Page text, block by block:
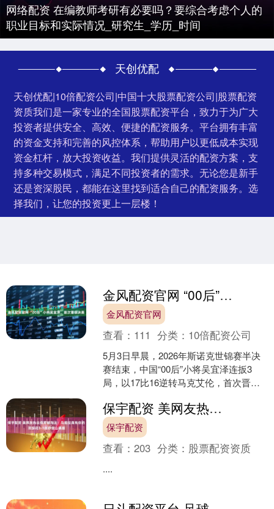
网络配资 在编教师考研有必要吗？要综合考虑个人的
职业目标和实际情况_研究生_学历_时间
天创优配
天创优配|10倍配资公司|中国十大股票配资公司|股票配资
资质我们是一家专业的全国股票配资平台，致力于为广大
投资者提供安全、高效、便捷的配资服务。平台拥有丰富
的资金支持和完善的风控体系，帮助用户以更低成本实现
资金杠杆，放大投资收益。我们提供灵活的配资方案，支
持多种交易模式，满足不同投资者的需求。无论您是新手
还是资深股民，都能在这里找到适合自己的配资服务。选
择我们，让您的投资更上一层楼！
金风配资官网 “00后”小将吴宜泽，首次晋级决赛
金风配资官网
查看： 111 分类： 10倍配资公司
5月3日早晨，2026年斯诺克世锦赛半决
赛结束，中国“00后”小将吴宜泽连扳3
局，以17比16逆转马克艾伦，首次晋级
军。 去年1....
保宇配资 美网友热议绿军被淘汰：马祖拉真有你的 双探花3-1时秒变山寨版
保宇配资
查看：203 分类： 股票配资资质
....